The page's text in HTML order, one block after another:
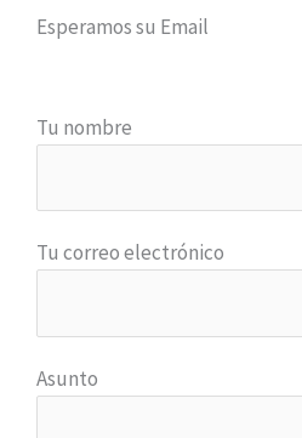
o r
Esperamos su Email
Tu nombre
Tu correo electrónico
Asunto